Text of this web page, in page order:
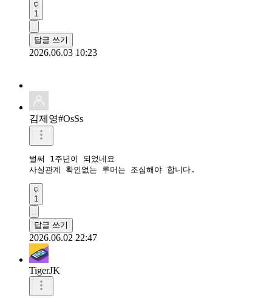
1
답글 쓰기
2026.06.03 10:23
김제영#OsSs
벌써 1주년이 되었네요
사실관계 확인없는 루머는 조심해야 합니다.
1
답글 쓰기
2026.06.02 22:47
TigerJK